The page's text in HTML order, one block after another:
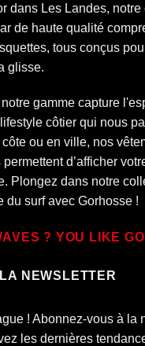
dans Les Landes,
de haute qualité
tous conçus
glisse.
gamme capture
côtier qui nous
ou en ville, nos
d’afficher
Plongez dans notre
du surf avec Gorhosse !
? YOU LIKE
NEWSLETTER
! Abonnez-vous à la
les dernières